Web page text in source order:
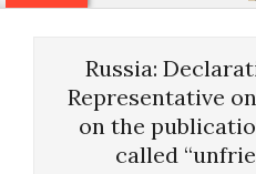
Russia:
Representative
on the
called